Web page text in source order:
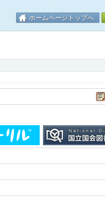
ホームページトップへ